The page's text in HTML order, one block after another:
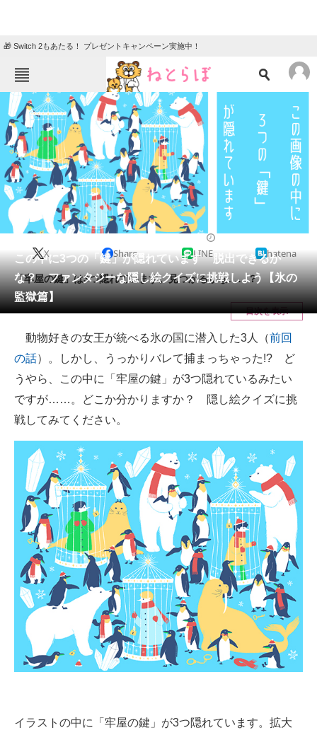
🎁 Switch 2もあたる！ プレゼントキャンペーン実施中！
ねとらぼメニュー
TOP ニュース
エンタメ クイズ
グルメ 地域
住まい 教育・育児
動物 リサーチ
会員記事
メディア
注目記事を集めた総合ページ
ITの今と未来を見通す
スマホと通信の最新トレンド
進化するPCとデバイスの未来
ビジネスと働き方のヒント
AI活用のいまが分かる
企業ITのトレンドを詳説
経営リーダーのコミュニティ
マーケ×ITの今がよく分かる
ITエンジニア向け専門サイト
企業向けIT製品の総合サイト
この中に3つの「鍵」が隠れています 脱出できるか
な？ ファンタジーな隠し絵クイズに挑戦しよう【氷の
監獄篇】
X Share LINE hatena
「牢屋の鍵」は3つ隠れています。見つかるかな……？
目次を表示
動物好きの女王が統べる氷の国に潜入した3人（前回
の話）。しかし、うっかりバレて捕まっちゃった!? ど
うやら、この中に「牢屋の鍵」が3つ隠れているみたい
ですが……。どこか分かりますか？ 隠し絵クイズに挑
戦してみてください。
イラストの中に「牢屋の鍵」が3つ隠れています。拡大